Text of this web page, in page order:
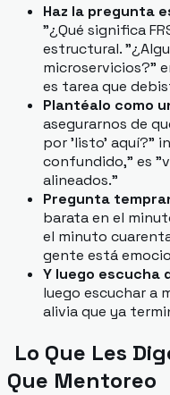
Haz la pregunta
"¿Qué significa
estructural.
microservicios?"
es tarea que
Plantéalo como
asegurarnos de
por 'listo' aquí?"
confundido," es
alineados."
Pregunta
barata en el
el minuto
gente está
Y luego escucha
luego escuchar a
alivia que ya
Lo Que Les
Que Mentoreo